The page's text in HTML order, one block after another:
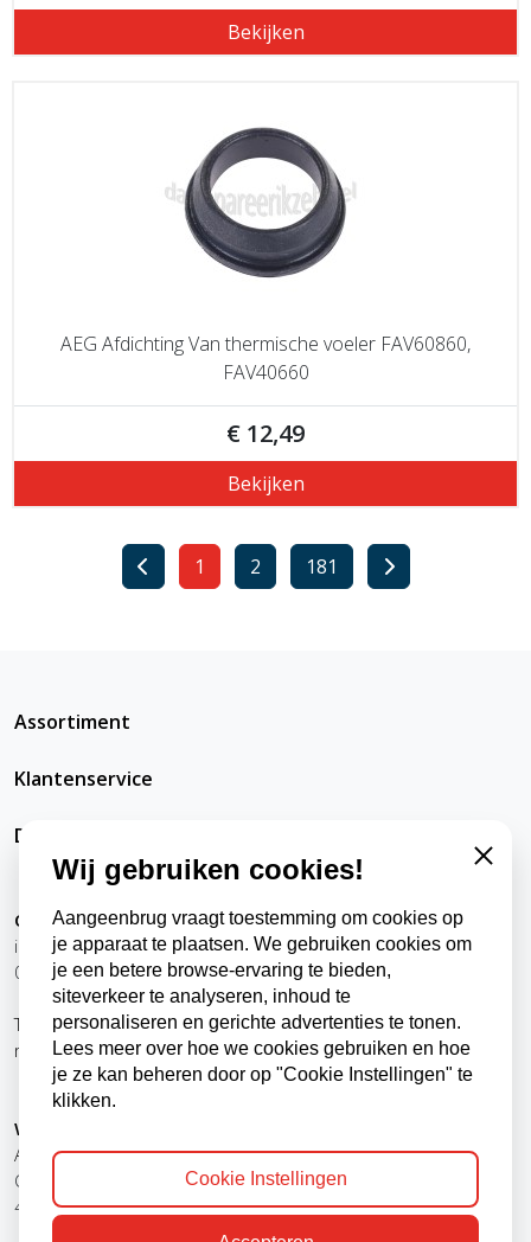
Bekijken
AEG Afdichting Van thermische voeler FAV60860,
FAV40660
€ 12,49
Bekijken
1 2 181
Assortiment
Klantenservice
DatRepareerIkZelfWel
Contact
info@datrepareerikzelfwel.nl
0118-570024
Telefonisch bereikbaar
ma t/m vr
9:00 - 12:00 uur
13:00 - 16:00 uur
Winkel, kantoor en afhaalpunt
Aangeenbrug Electro BV
Oude Zandweg 24
4361 SK Westkapelle
Wij gebruiken cookies!
Aangeenbrug vraagt toestemming om cookies op
je apparaat te plaatsen. We gebruiken cookies om
je een betere browse-ervaring te bieden,
siteverkeer te analyseren, inhoud te
personaliseren en gerichte advertenties te tonen.
Lees meer over hoe we cookies gebruiken en hoe
je ze kan beheren door op "Cookie Instellingen" te
klikken.
Close
Cookie Instellingen